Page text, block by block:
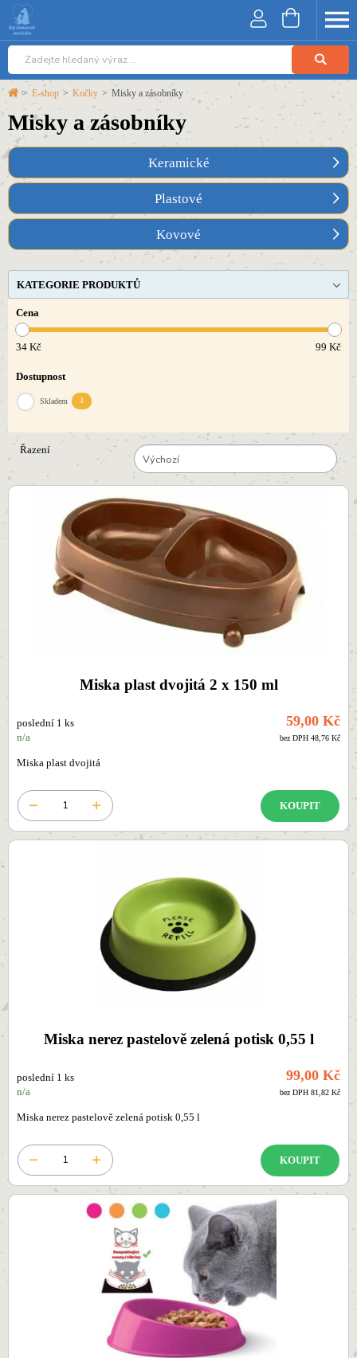
> E-shop > Kočky > Misky a zásobníky
Misky a zásobníky
Keramické
Plastové
Kovové
KATEGORIE PRODUKTŮ
Cena
34 Kč 99 Kč
Dostupnost
Skladem 3
Řazení
Výchozí
Miska plast dvojitá 2 x 150 ml
poslední 1 ks
n/a
59,00 Kč
bez DPH 48,76 Kč
Miska plast dvojitá
KOUPIT
Miska nerez pastelově zelená potisk 0,55 l
poslední 1 ks
n/a
99,00 Kč
bez DPH 81,82 Kč
Miska nerez pastelově zelená potisk 0,55 l
KOUPIT